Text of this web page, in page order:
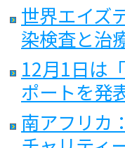
世界エイ
染検査と治
12月1日は
ポートを発
南アフリカ